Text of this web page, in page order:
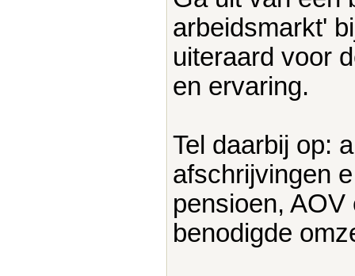
arbeidsmarkt'
uiteraard voor
en ervaring.
Tel daarbij op:
afschrijvingen
pensioen,
benodigde